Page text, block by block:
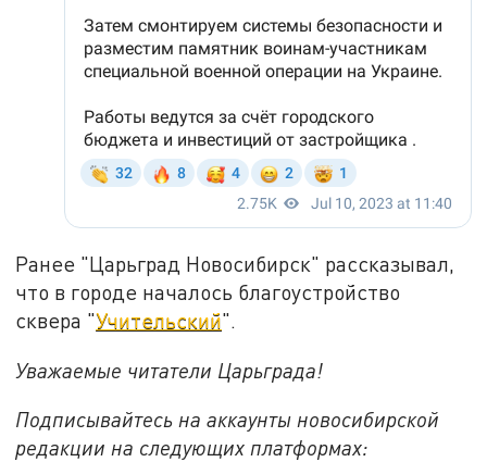
Ранее "Царьград Новосибирск" рассказывал,
что в городе началось благоустройство
сквера "Учительский".
Уважаемые читатели Царьграда!
Подписывайтесь на аккаунты новосибирской
редакции на следующих платформах: